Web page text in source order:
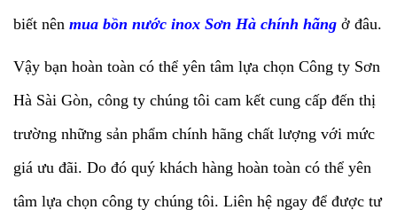
biết nên mua bồn nước inox Sơn Hà chính hãng ở đâu.
Vậy bạn hoàn toàn có thể yên tâm lựa chọn Công ty Sơn
Hà Sài Gòn, công ty chúng tôi cam kết cung cấp đến thị
trường những sản phẩm chính hãng chất lượng với mức
giá ưu đãi. Do đó quý khách hàng hoàn toàn có thể yên
tâm lựa chọn công ty chúng tôi. Liên hệ ngay để được tư